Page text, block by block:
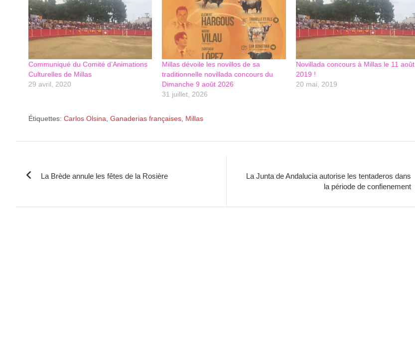
Communiqué du Comité d’Animations
Culturelles de Millas
29 avril, 2020
Millas dévoile les novillos de sa
traditionnelle novillada concours du
Dimanche 9 août 2026
31 juillet, 2026
Novillada concours à Millas le 11 août
2019 !
20 mai, 2019
Étiquettes: Carlos Olsina Ganaderias françaises Millas
l’article
La Brède annule les fêtes de la Rosière
La Junta de Andalucia autorise les tentaderos dans
la période de confienement